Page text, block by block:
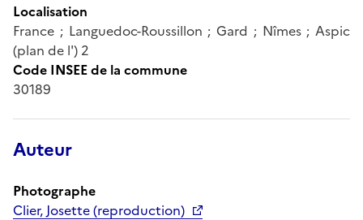
Localisation
France ; Languedoc-Roussillon ; Gard ; Nîmes ; Aspic
(plan de l') 2
Code INSEE de la commune
30189
Auteur
Photographe
Clier, Josette (reproduction)